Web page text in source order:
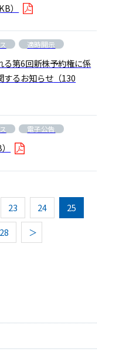
）
適時開示
る第6回新株予約権に係
するお知らせ （130
電子公告
23 24
25
28 ＞